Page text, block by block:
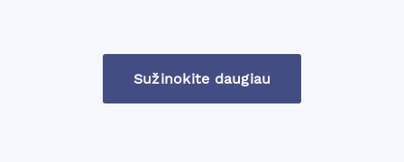
Sužinokite daugiau